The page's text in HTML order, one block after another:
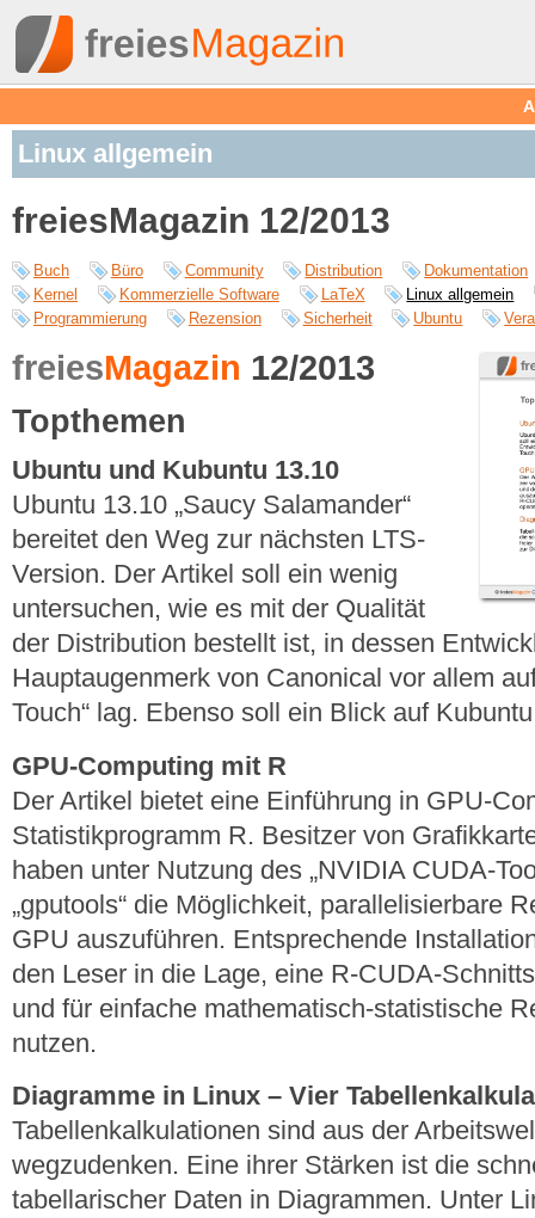
Linux allgemein
freiesMagazin 12/2013
Buch Büro Community Distribution
Dokumentation
Kernel
Kommerzielle Software LaTeX
Linux allgemein
Programmierung
Rezension Sicherheit Ubuntu
freiesMagazin 12/2013
Topthemen
Ubuntu und Kubuntu 13.10
Ubuntu 13.10 „Saucy Salamander“
bereitet den Weg zur nächsten LTS-
Version. Der Artikel soll ein wenig
untersuchen, wie es mit der Qualität
der Distribution bestellt ist, in dessen
Hauptaugenmerk von Canonical vor allem
Touch“ lag. Ebenso soll ein Blick auf
GPU-Computing mit R
Der Artikel bietet eine Einführung in GPU-
Statistikprogramm R. Besitzer von
haben unter Nutzung des „NVIDIA CUDA-
„gputools“ die Möglichkeit, parallelisierbare
GPU auszuführen. Entsprechende
den Leser in die Lage, eine R-CUDA-
und für einfache mathematisch-statistische
nutzen.
Diagramme in Linux – Vier
Tabellenkalkulationen sind aus der
wegzudenken. Eine ihrer Stärken ist die
tabellarischer Daten in Diagrammen. Unter